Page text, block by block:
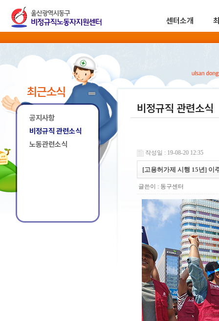
센터소개
최근소식
공지사항
비정규직 관련소식
노동관련소식
비정규직 관련소식
작성일 : 19-08-20 12:35
[고용허가제 시행 15년] 이
글쓴이 : 동구센터